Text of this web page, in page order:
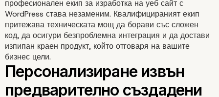
професионален екип за изработка на уеб сайт с
WordPress става незаменим. Квалифицираният екип
притежава техническата мощ да борави със сложен
код, да осигури безпроблемна интеграция и да достави
изпипан краен продукт, който отговаря на вашите
бизнес цели.